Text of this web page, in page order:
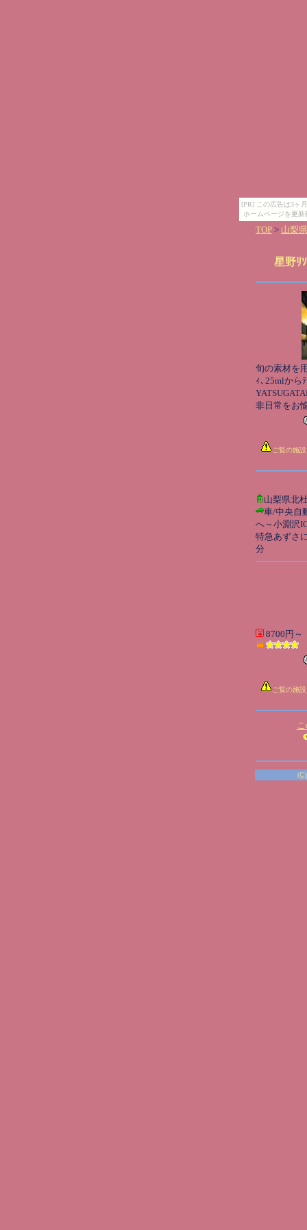
[PR] この広告は3ヶ
ホームページを更
TOP > 山梨県
星野ﾘ
旬の素材を
ｨ､25mlから
非日常をお
ご覧の施
山梨県北
車/中央自
へ～小淵沢
特急あずさ
分
8700円～
ご覧の施